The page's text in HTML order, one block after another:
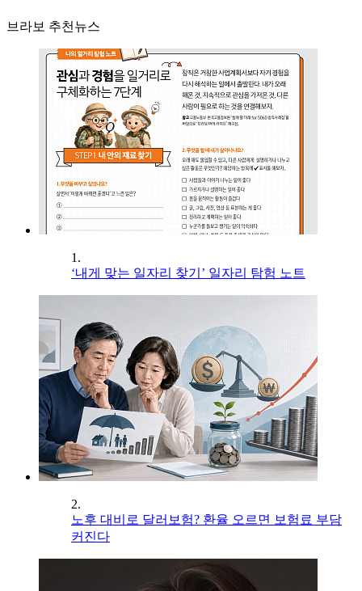
브라보 추천뉴스
1.
‘내게 맞는 일자리 찾기’ 일자리 탐험 노트
2.
노후 대비로 달러보험? 환율 오르면 보험료 부담
커진다